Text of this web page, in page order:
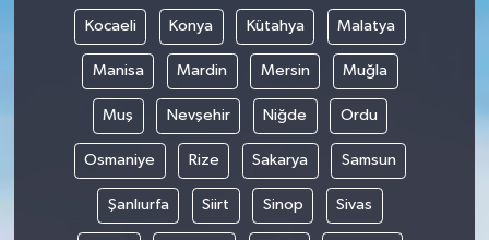
Kocaeli Konya Kütahya Malatya
Manisa Mardin Mersin Muğla
Muş Nevşehir Niğde Ordu
Osmaniye Rize Sakarya Samsun
Şanlıurfa Siirt Sinop Sivas